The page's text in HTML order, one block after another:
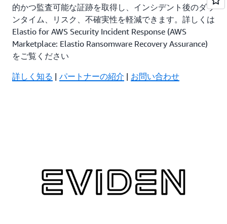
的かつ監査可能な証跡を取得し、インシデント後のダウ
ンタイム、リスク、不確実性を軽減できます。詳しくは
Elastio for AWS Security Incident Response (AWS
Marketplace: Elastio Ransomware Recovery Assurance)
をご覧ください
詳しく知る | パートナーの紹介 | お問い合わせ